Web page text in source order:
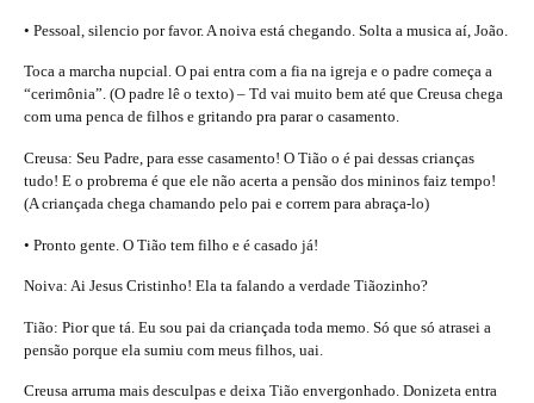
• Pessoal, silencio por favor. A noiva está chegando. Solta a musica aí, João.
Toca a marcha nupcial. O pai entra com a fia na igreja e o padre começa a
“cerimônia”. (O padre lê o texto) – Td vai muito bem até que Creusa chega
com uma penca de filhos e gritando pra parar o casamento.
Creusa: Seu Padre, para esse casamento! O Tião o é pai dessas crianças
tudo! E o probrema é que ele não acerta a pensão dos mininos faiz tempo!
(A criançada chega chamando pelo pai e correm para abraça-lo)
• Pronto gente. O Tião tem filho e é casado já!
Noiva: Ai Jesus Cristinho! Ela ta falando a verdade Tiãozinho?
Tião: Pior que tá. Eu sou pai da criançada toda memo. Só que só atrasei a
pensão porque ela sumiu com meus filhos, uai.
Creusa arruma mais desculpas e deixa Tião envergonhado. Donizeta entra